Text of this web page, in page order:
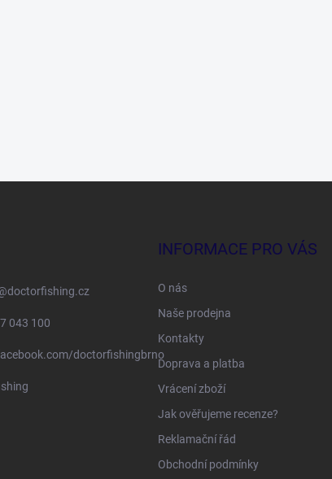
doctorfishing.cz
043 100
doctorfishingbrno
INFORMACE PRO VÁS
O nás
Naše prodejna
Kontakty
Doprava a platba
Vrácení zboží
Jak ověřujeme recenze?
Reklamační řád
Obchodní podmínky